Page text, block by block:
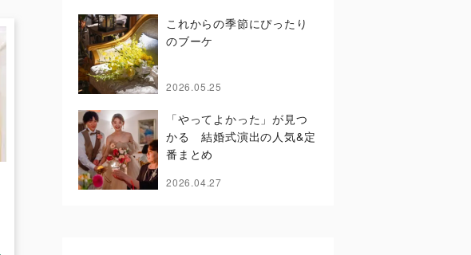
これからの季節にぴったり
のブーケ
2026.05.25
「やってよかった」が見つ
かる 結婚式演出の人気&定
番まとめ
2026.04.27